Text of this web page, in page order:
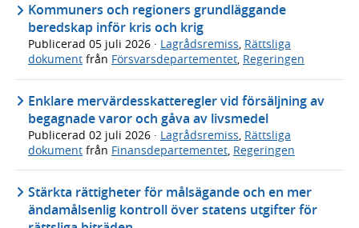
Kommuners och regioners grundläggande
beredskap inför kris och krig
Publicerad 05 juli 2026 · Lagrådsremiss, Rättsliga
dokument från Försvarsdepartementet, Regeringen
Enklare mervärdesskatteregler vid försäljning av
begagnade varor och gåva av livsmedel
Publicerad 02 juli 2026 · Lagrådsremiss, Rättsliga
dokument från Finansdepartementet, Regeringen
Stärkta rättigheter för målsägande och en mer
ändamålsenlig kontroll över statens utgifter för